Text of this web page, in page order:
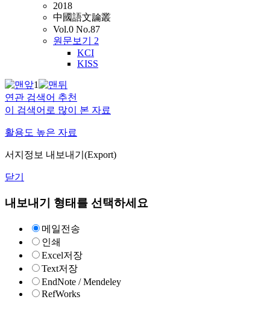
2018
中國語文論叢
Vol.0 No.87
원문보기 2
KCI
KISS
1
연관 검색어 추천
이 검색어로 많이 본 자료
활용도 높은 자료
서지정보 내보내기(Export)
닫기
내보내기 형태를 선택하세요
메일전송
인쇄
Excel저장
Text저장
EndNote / Mendeley
RefWorks